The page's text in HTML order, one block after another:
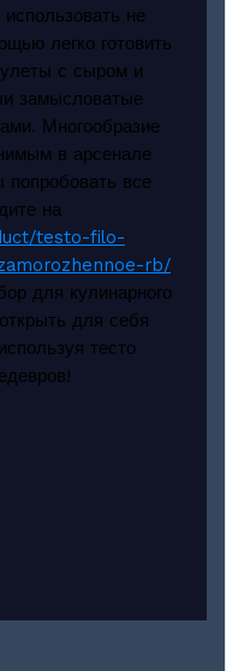
не
легко готовить
с сыром и
замысловатые
Многообразие
в арсенале
все
на
testo-filo-
rb/
для кулинарного
для себя
тесто